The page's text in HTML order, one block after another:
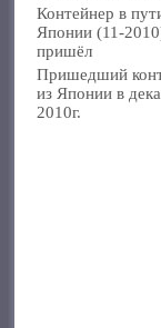
Контейнер в
Японии (11-
пришёл
Пришедший
из Японии в
2010г.